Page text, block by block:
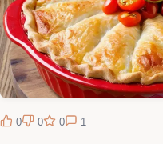
0 0 0 1